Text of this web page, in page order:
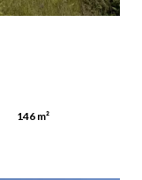
146 m²